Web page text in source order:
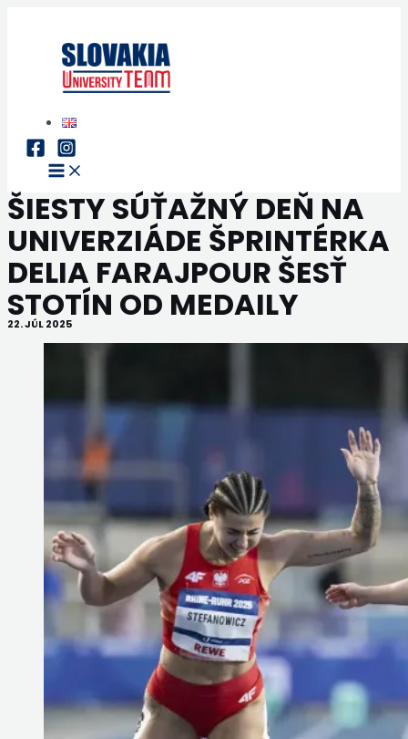
Main
Menu
ŠIESTY SÚŤAŽNÝ DEŇ NA
UNIVERZIÁDE ŠPRINTÉRKA
DELIA FARAJPOUR ŠESŤ
STOTÍN OD MEDAILY
22. JÚL 2025